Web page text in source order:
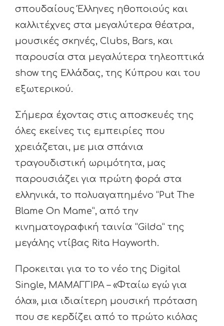
σπουδαίους Έλληνες ηθοποιούς και
καλλιτέχνες στα μεγαλύτερα θέατρα,
μουσικές σκηνές, Clubs, Bars, και
παρουσία στα μεγαλύτερα τηλεοπτικά
show της Ελλάδας, της Κύπρου και του
εξωτερικού.
Σήμερα έχοντας στις αποσκευές της
όλες εκείνες τις εμπειρίες που
χρειάζεται, με μια σπάνια
τραγουδιστική ωριμότητα, μας
παρουσιάζει για πρώτη φορά στα
ελληνικά, το πολυαγαπημένο “Put The
Blame On Mame”, από την
κινηματογραφική ταινία “Gilda” της
μεγάλης ντίβας Rita Hayworth.
Προκειται για το το νέο της Digital
Single, ΜΑΜΑΓΓΙΡΑ – «Φταίω εγώ για
όλα», μια ιδιαίτερη μουσική πρόταση
που σε κερδίζει από το πρώτο κιόλας